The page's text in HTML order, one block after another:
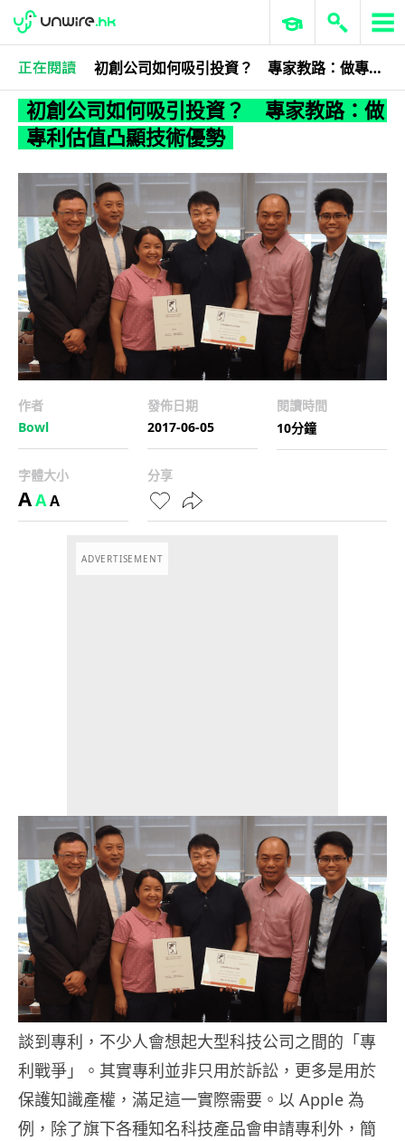
初創公司如何吸引投資？ 專家教路：做專利估值凸顯技術優勢
專訪評論 人物專訪
初創公司如何吸引投資？ 專家教路：做
專利估值凸顯技術優勢
作者
Bowl
發佈日期
2017-06-05
閱讀時間
10分鐘
字體大小
AAA
分享
ADVERTISEMENT
談到專利，不少人會想起大型科技公司之間的「專
利戰爭」。其實專利並非只用於訴訟，更多是用於
保護知識產權，滿足這一實際需要。以 Apple 為
例，除了旗下各種知名科技產品會申請專利外，簡